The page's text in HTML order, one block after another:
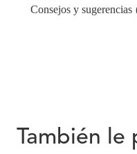
Consejos y sugerencias
También